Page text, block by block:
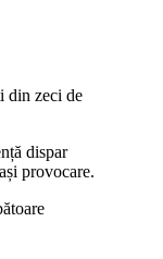
din zeci de
dispar
provocare.